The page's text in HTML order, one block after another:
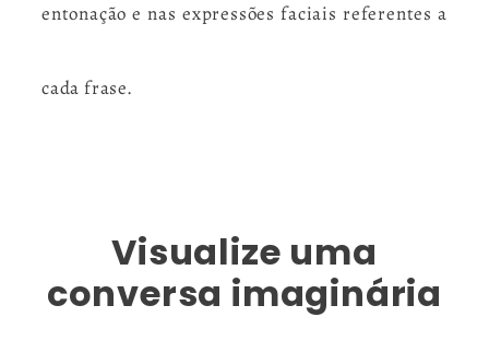
entonação e nas expressões faciais referentes a
cada frase.
Visualize uma
conversa imaginária